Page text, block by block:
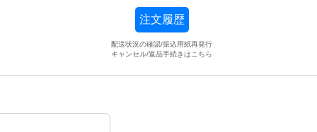
注文履歴
配送状況の確認/振込用紙再発行
キャンセル/返品手続きはこちら